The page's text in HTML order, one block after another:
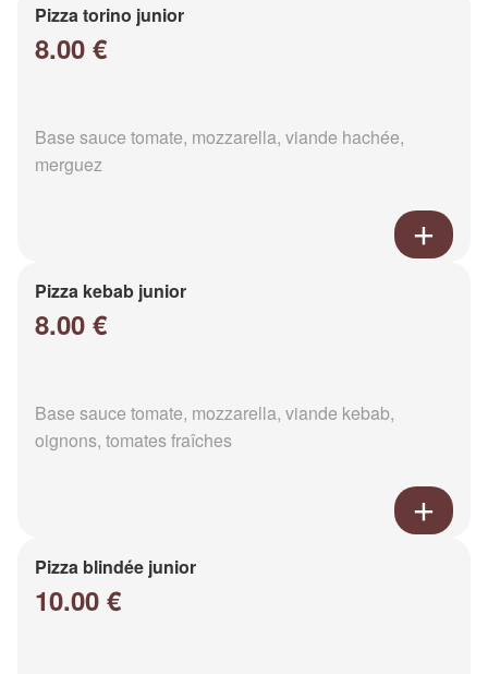
Pizza torino junior
8.00 €
Base sauce tomate, mozzarella, viande hachée,
merguez
Pizza kebab junior
8.00 €
Base sauce tomate, mozzarella, viande kebab,
oignons, tomates fraîches
Pizza blindée junior
10.00 €